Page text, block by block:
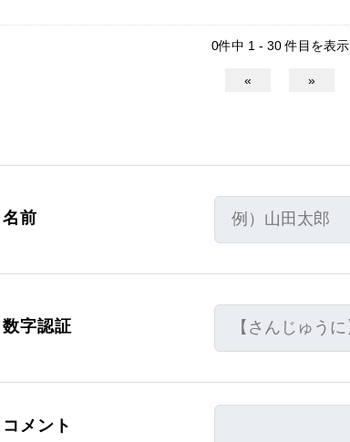
0件中 1 - 30 件目を表示
« »
名前
数字認証
コメント